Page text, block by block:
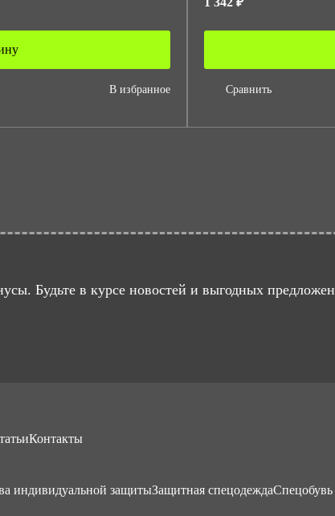
В избранное Сравнить
Будьте в курсе новостей и выгодных
Контакты
индивидуальной защитыЗащитная спецодеждаСпецобувь